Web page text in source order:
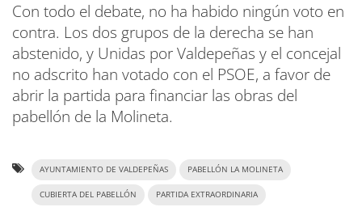
Con todo el debate, no ha habido ningún voto en
contra. Los dos grupos de la derecha se han
abstenido, y Unidas por Valdepeñas y el concejal
no adscrito han votado con el PSOE, a favor de
abrir la partida para financiar las obras del
pabellón de la Molineta.
AYUNTAMIENTO DE VALDEPEÑAS PABELLÓN LA MOLINETA
CUBIERTA DEL PABELLÓN PARTIDA EXTRAORDINARIA